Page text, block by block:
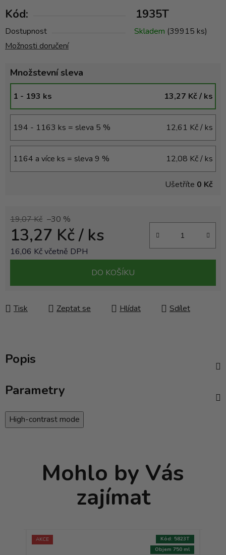
Kód: 1935T
Dostupnost Skladem (39915 ks)
Možnosti doručení
Množstevní sleva
1 - 193 ks 13,27 Kč/ ks
194 - 1163 ks = sleva 5 % 12,61 Kč/ ks
1164 a více ks = sleva 9 % 12,08 Kč/ ks
Ušetříte 0 Kč
19,07 Kč –30 %
13,27 Kč/ ks
16,06 Kč včetně DPH
DO KOŠÍKU
Tisk Zeptat se Hlídat Sdílet
Popis
Parametry
High-contrast mode
Mohlo by Vás
zajímat
AKCE
Objem 750 ml
Kód: 5823T